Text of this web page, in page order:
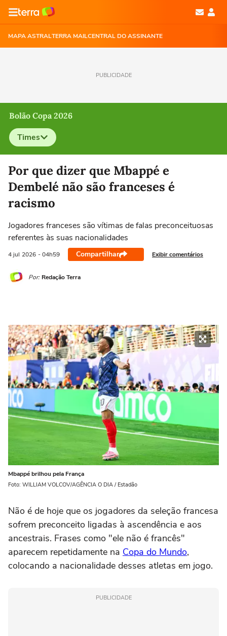
MAPA ASTRALTERRA MAILCENTRAL DO ASSINANTE
PUBLICIDADE
Bolão Copa 2026
Times
Selecione o time para ver as notícias
Por que dizer que Mbappé e
Dembelé não são franceses é
racismo
Jogadores franceses são vítimas de falas preconceituosas
referentes às suas nacionalidades
4 jul 2026 - 04h59 Compartilhar Exibir comentários
Por: Redação Terra
Mbappé brilhou pela França
Foto: WILLIAM VOLCOV/AGÊNCIA O DIA / Estadão
Não é de hoje que os jogadores da seleção francesa
sofrem preconceito ligadas à ascendência e aos
ancestrais. Frases como "ele não é francês"
aparecem repetidamente na Copa do Mundo,
colocando a nacionalidade desses atletas em jogo.
PUBLICIDADE